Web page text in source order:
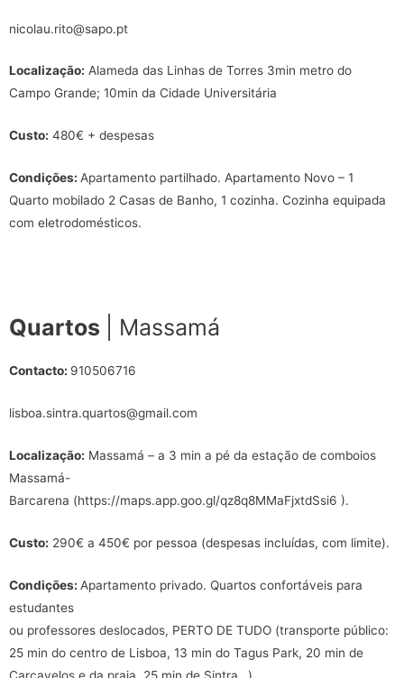
nicolau.rito@sapo.pt
Localização: Alameda das Linhas de Torres 3min metro do
Campo Grande; 10min da Cidade Universitária
Custo: 480€ + despesas
Condições: Apartamento partilhado. Apartamento Novo – 1
Quarto mobilado 2 Casas de Banho, 1 cozinha. Cozinha equipada
com eletrodomésticos.
Quartos | Massamá
Contacto: 910506716
lisboa.sintra.quartos@gmail.com
Localização: Massamá – a 3 min a pé da estação de comboios
Massamá-
Barcarena (https://maps.app.goo.gl/qz8q8MMaFjxtdSsi6 ).
Custo: 290€ a 450€ por pessoa (despesas incluídas, com limite).
Condições: Apartamento privado. Quartos confortáveis para
estudantes
ou professores deslocados, PERTO DE TUDO (transporte público:
25 min do centro de Lisboa, 13 min do Tagus Park, 20 min de
Carcavelos e da praia, 25 min de Sintra…)